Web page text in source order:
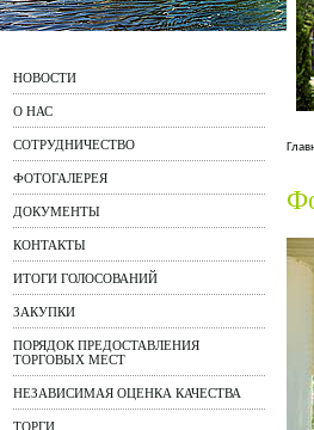
НОВОСТИ
О НАС
СОТРУДНИЧЕСТВО
ФОТОГАЛЕРЕЯ
ДОКУМЕНТЫ
КОНТАКТЫ
ИТОГИ ГОЛОСОВАНИЙ
ЗАКУПКИ
ПОРЯДОК ПРЕДОСТАВЛЕНИЯ
ТОРГОВЫХ МЕСТ
НЕЗАВИСИМАЯ ОЦЕНКА КАЧЕСТВА
ТОРГИ